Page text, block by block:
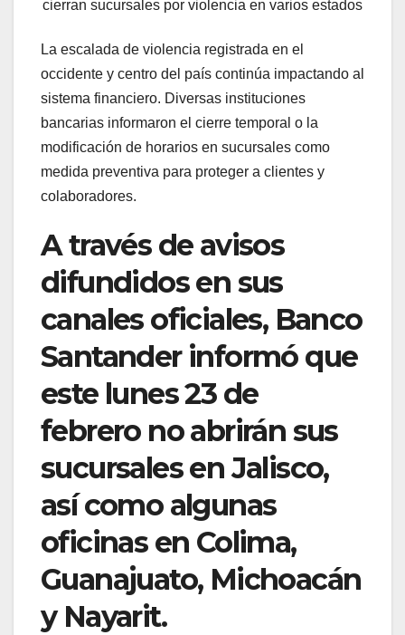
cierran sucursales por violencia en varios estados
La escalada de violencia registrada en el
occidente y centro del país continúa impactando al
sistema financiero. Diversas instituciones
bancarias informaron el cierre temporal o la
modificación de horarios en sucursales como
medida preventiva para proteger a clientes y
colaboradores.
A través de avisos
difundidos en sus
canales oficiales, Banco
Santander informó que
este lunes 23 de
febrero no abrirán sus
sucursales en Jalisco,
así como algunas
oficinas en Colima,
Guanajuato, Michoacán
y Nayarit.